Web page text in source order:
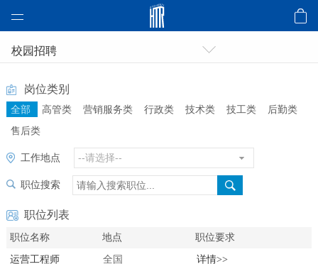
About HTR
Design Case
Video
Awards
Environmental
News
校园招聘
岗位类别
全部 高管类 营销服务类 行政类 技术类 技工类
后勤类
售后类
工作地点
职位搜索
职位列表
职位名称 地点 职位要求
运营工程师 全国 详情>>